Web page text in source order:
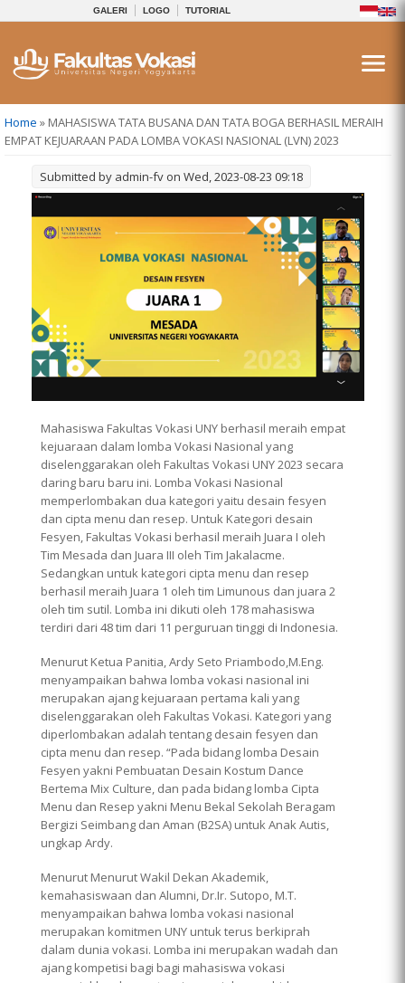
GALERI LOGO TUTORIAL
You are here
Home » MAHASISWA TATA BUSANA DAN TATA BOGA BERHASIL MERAIH
EMPAT KEJUARAAN PADA LOMBA VOKASI NASIONAL (LVN) 2023
Submitted by admin-fv on Wed, 2023-08-23 09:18
Mahasiswa Fakultas Vokasi UNY berhasil meraih empat
kejuaraan dalam lomba Vokasi Nasional yang
diselenggarakan oleh Fakultas Vokasi UNY 2023 secara
daring baru baru ini. Lomba Vokasi Nasional
memperlombakan dua kategori yaitu desain fesyen
dan cipta menu dan resep. Untuk Kategori desain
Fesyen, Fakultas Vokasi berhasil meraih Juara I oleh
Tim Mesada dan Juara III oleh Tim Jakalacme.
Sedangkan untuk kategori cipta menu dan resep
berhasil meraih Juara 1 oleh tim Limunous dan juara 2
oleh tim sutil. Lomba ini dikuti oleh 178 mahasiswa
terdiri dari 48 tim dari 11 perguruan tinggi di Indonesia.
Menurut Ketua Panitia, Ardy Seto Priambodo,M.Eng.
menyampaikan bahwa lomba vokasi nasional ini
merupakan ajang kejuaraan pertama kali yang
diselenggarakan oleh Fakultas Vokasi. Kategori yang
diperlombakan adalah tentang desain fesyen dan
cipta menu dan resep. “Pada bidang lomba Desain
Fesyen yakni Pembuatan Desain Kostum Dance
Bertema Mix Culture, dan pada bidang lomba Cipta
Menu dan Resep yakni Menu Bekal Sekolah Beragam
Bergizi Seimbang dan Aman (B2SA) untuk Anak Autis,
ungkap Ardy.
Menurut Menurut Wakil Dekan Akademik,
kemahasiswaan dan Alumni, Dr.Ir. Sutopo, M.T.
menyampaikan bahwa lomba vokasi nasional
merupakan komitmen UNY untuk terus berkiprah
dalam dunia vokasi. Lomba ini merupakan wadah dan
ajang kompetisi bagi bagi mahasiswa vokasi